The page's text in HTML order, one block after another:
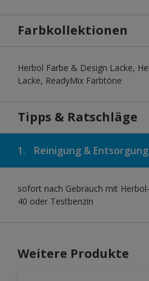
Farbkollektionen
Herbol Farbe & Design Lacke,
Lacke, ReadyMix Farbtöne
Tipps & Ratschläge
1. Reinigung & Entsorgung
sofort nach Gebrauch mit
40 oder Testbenzin
Weitere Produkte